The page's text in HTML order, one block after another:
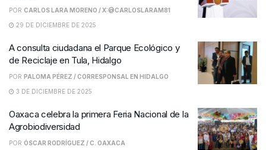
POR CARLOS LARA MORENO / X:@CARLOSLARAM81
29 DE DICIEMBRE DE 2025
A consulta ciudadana el Parque Ecológico y
de Reciclaje en Tula, Hidalgo
POR PALOMA PÉREZ / CORRESPONSAL EN HIDALGO
3 DE DICIEMBRE DE 2025
Oaxaca celebra la primera Feria Nacional de la
Agrobiodiversidad
POR ÓSCAR RODRÍGUEZ / C. OAXACA